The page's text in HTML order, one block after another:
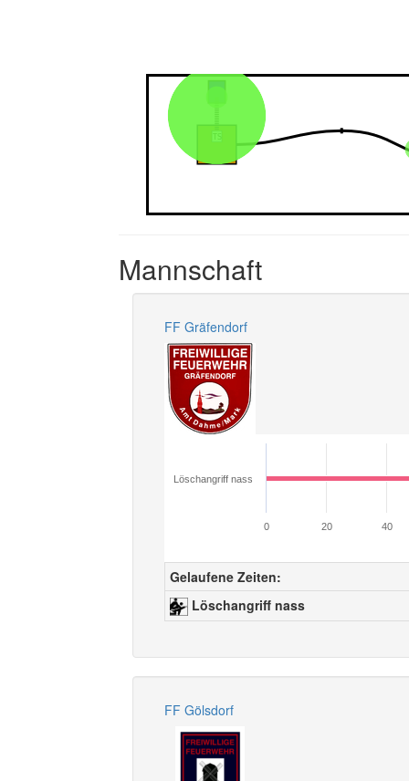
Mannschaft
FF Gräfendorf
Löschangriff nass
0 20 40
Gelaufene Zeiten:
Löschangriff nass
FF Gölsdorf